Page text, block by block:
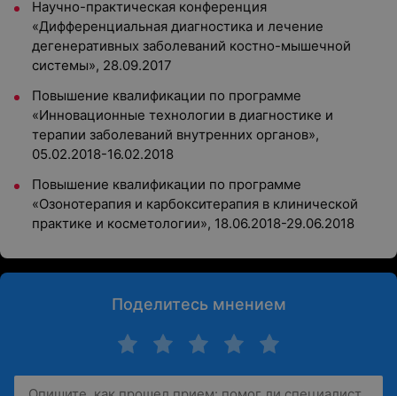
Научно-практическая конференция
«Дифференциальная диагностика и лечение
дегенеративных заболеваний костно-мышечной
системы», 28.09.2017
Повышение квалификации по программе
«Инновационные технологии в диагностике и
терапии заболеваний внутренних органов»,
05.02.2018-16.02.2018
Повышение квалификации по программе
«Озонотерапия и карбокситерапия в клинической
практике и косметологии», 18.06.2018-29.06.2018
Поделитесь мнением